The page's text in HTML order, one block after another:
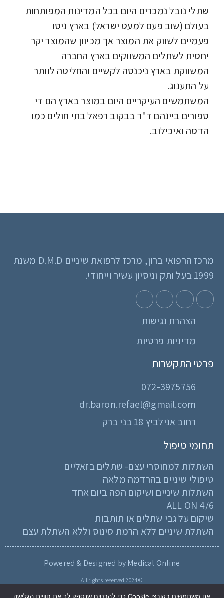
שתלי נובל נמכרים היום בכל המדינות המפותחות
בעולם (שוב פעם למעט ישראל) בארץ ניסו
פעמיים לשווק את המוצר אך מכיוון שהמוצר יקר
יחסית לשתלים המשווקים בארץ החברה
המשווקת בארץ ניכנסה לקשיים והחליטה לוותר
על התענוג.
המשתמשים העיקריים היום במוצר בארץ הם די
ספורים ביינהם ד"ר בבקוב רפאל בתי חולים כמו
הדסה ואיכילוב.
תחומי טיפול
השתלות למחוסרי עצם- שתלים בזאליים
טיפולי שיניים בהרדמה מלאה
השתלות שיניים ושיקום הפה ביום אחד
ALL ON 4/6
שיקום על גבי שתלים או תותבות
השתלת שיניים ללא הרמת סינוס וללא השתלת עצם
פרטי התקשרות
072-3975756
dr.baron.refael@gmail.com
רחוב אנילביץ 18 בני ברק
מרכז הרפואי ברון, מרכז לרפואת שיניים D.M.D משנת
1999 בעל ותק וניסיון עשיר וייחודי.
הצהרת נגישות
מדיניות פרטיות
© 2024 All rights reserved
Powered & Designed by Medical Online